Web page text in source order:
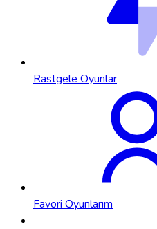
Rastgele Oyunlar
Favori Oyunlarım